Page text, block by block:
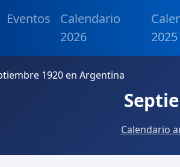
Eventos
Calendario
2026
2025
1920 en Argentina
Calendario